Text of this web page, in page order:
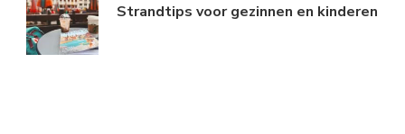
Strandtips voor gezinnen en kinderen